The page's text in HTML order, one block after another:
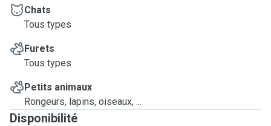
Chats
Tous types
Furets
Tous types
Petits animaux
Rongeurs, lapins, oiseaux, ...
Disponibilité